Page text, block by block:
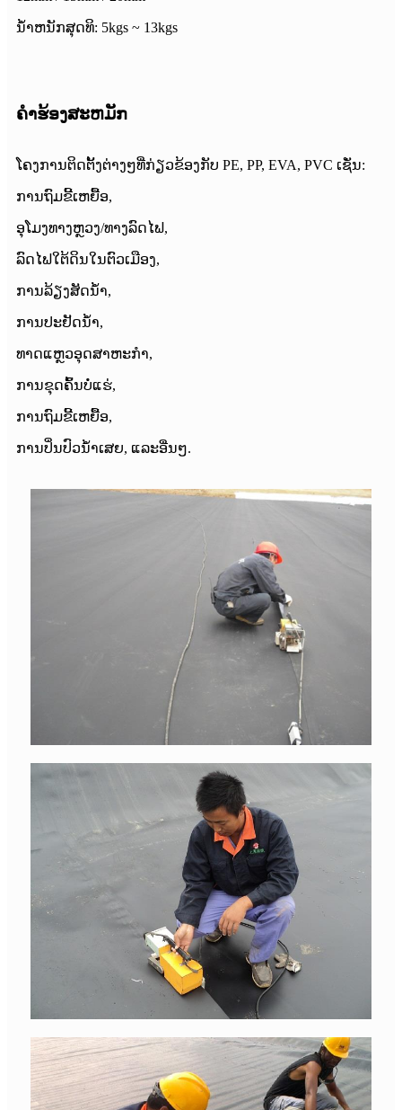
ນ້ໍາຫນັກສຸດທິ: 5kgs ~ 13kgs
ຄໍາຮ້ອງສະຫມັກ
ໂຄງການຕິດຕັ້ງຕ່າງໆທີ່ກ່ຽວຂ້ອງກັບ PE, PP, EVA, PVC ເຊັ່ນ:
ການຖົມຂີ້ເຫຍື້ອ,
ອຸໂມງທາງຫຼວງ/ທາງລົດໄຟ,
ລົດໄຟໃຕ້ດິນໃນຕົວເມືອງ,
ການລ້ຽງສັດນ້ໍາ,
ການ​ປະ​ຢັດ​ນ​້​ໍ​າ​,
ທາດ​ແຫຼວ​ອຸດ​ສາ​ຫະ​ກໍາ​,
ການຂຸດຄົ້ນບໍ່ແຮ່,
ການຖົມຂີ້ເຫຍື້ອ,
ການປິ່ນປົວນ້ໍາເສຍ, ແລະອື່ນໆ.